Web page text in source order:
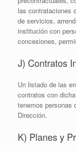
las contrataciones
de servicios,
institución con
concesiones,
J) Contratos
Un listado de las
contratos con
tenemos personas
Dirección.
K) Planes y